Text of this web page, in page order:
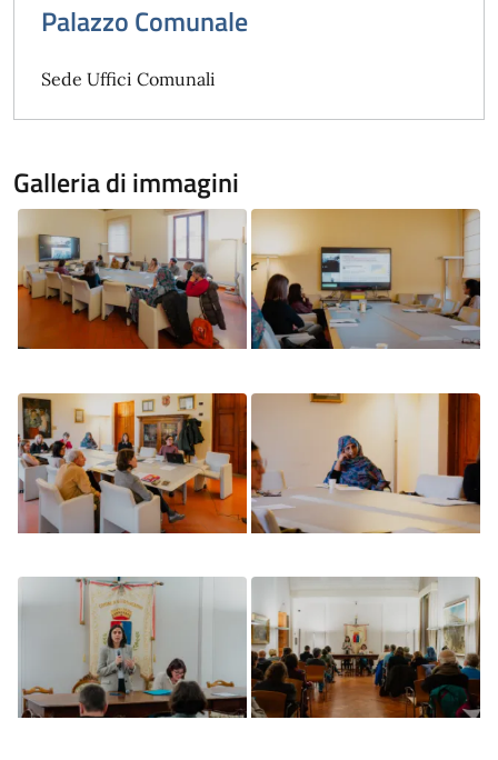
Palazzo Comunale
Sede Uffici Comunali
Galleria di immagini
Image
Image
Image Image
Image Image